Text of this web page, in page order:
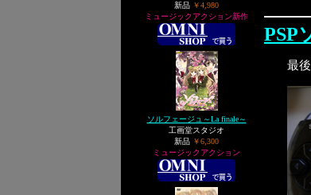
新品 ￥4,980
ミュージックアクション新作
ソルフェージュ～La finale～
工画堂スタジオ
新品 ￥6,300
ミュージックアクション
PSP
最